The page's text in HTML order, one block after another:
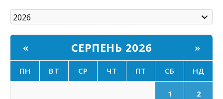
« СЕРПЕНЬ 2026 »
ПН ВТ СР ЧТ ПТ СБ НД
1 2